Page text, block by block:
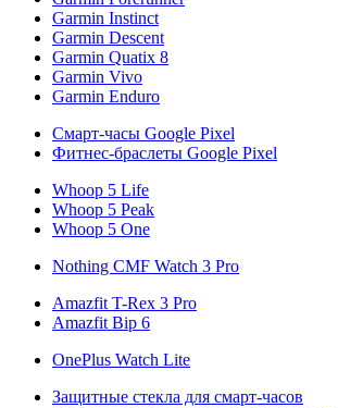
Garmin Instinct
Garmin Descent
Garmin Quatix 8
Garmin Vivo
Garmin Enduro
Смарт-часы Google Pixel
Фитнес-браслеты Google Pixel
Whoop 5 Life
Whoop 5 Peak
Whoop 5 One
Nothing CMF Watch 3 Pro
Amazfit T-Rex 3 Pro
Amazfit Bip 6
OnePlus Watch Lite
Защитные стекла для смарт-часов